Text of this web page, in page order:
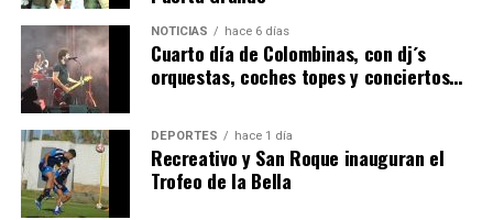
4º DÍA DE LAS FIESTAS COLOMBINAS 2026
hace 6 días Huelvatv
NOTICIAS hace 6 días
Cuarto día de Colombinas, con dj´s
orquestas, coches topes y conciertos…
DEPORTES hace 1 día
Recreativo y San Roque inauguran el
Trofeo de la Bella